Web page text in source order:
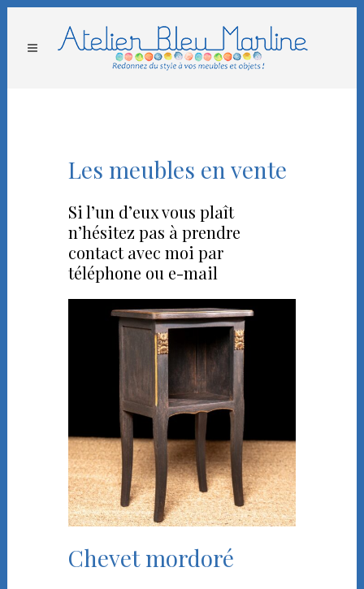
Les meubles en vente
Si l’un d’eux vous plaît
n’hésitez pas à prendre
contact avec moi par
téléphone ou e-mail
Chevet mordoré